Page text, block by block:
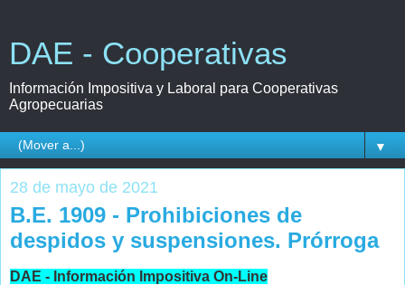
DAE - Cooperativas
Información Impositiva y Laboral para Cooperativas
Agropecuarias
▼
28 de mayo de 2021
B.E. 1909 - Prohibiciones de
despidos y suspensiones. Prórroga
DAE - Información Impositiva On-Line